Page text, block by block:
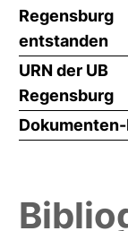
Regensburg
entstanden
URN der UB
Regensburg